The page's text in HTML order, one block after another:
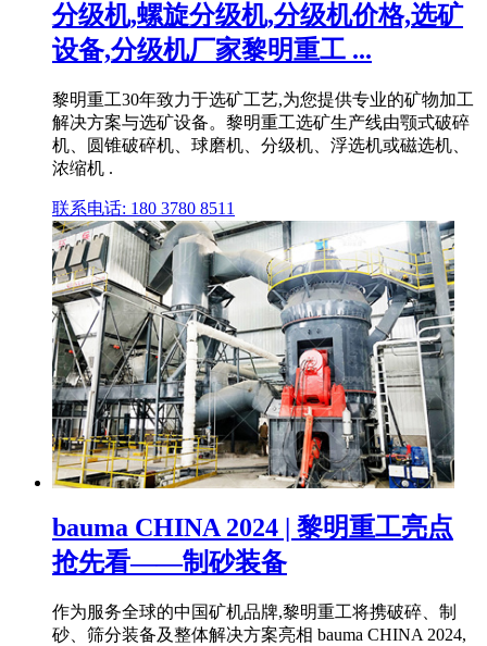
分级机,螺旋分级机,分级机价格,选矿
设备,分级机厂家黎明重工 ...
黎明重工30年致力于选矿工艺,为您提供专业的矿物加工
解决方案与选矿设备。黎明重工选矿生产线由颚式破碎
机、圆锥破碎机、球磨机、分级机、浮选机或磁选机、
浓缩机 .
联系电话: 180 3780 8511
bauma CHINA 2024 | 黎明重工亮点
抢先看——制砂装备
作为服务全球的中国矿机品牌,黎明重工将携破碎、制
砂、筛分装备及整体解决方案亮相 bauma CHINA 2024,